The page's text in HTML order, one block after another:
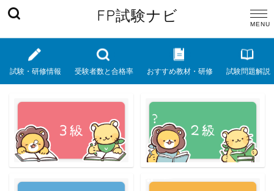
FP試験ナビ
試験・研修情報 受験者数と合格率 おすすめ教材・研修 試験問題解説